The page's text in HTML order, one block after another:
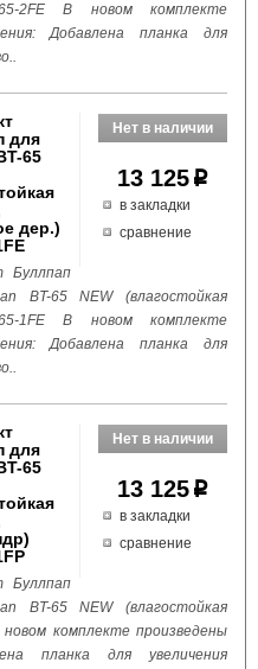
2FE В новом комплекте
Добавлена планка для
13 125 p
в закладки
сравнение
для
65
дер.)
Буллпап
BT-65 NEW (влагостойкая
1FE В новом комплекте
Добавлена планка для
13 125 p
в закладки
сравнение
для
65
Буллпап
BT-65 NEW (влагостойкая
комплекте произведены
планка для увеличения